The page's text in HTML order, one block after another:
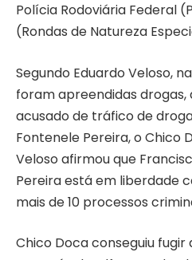
Polícia Rodoviária Federal
(Rondas de Natureza
Segundo Eduardo Veloso,
foram apreendidas drogas,
acusado de tráfico de
Fontenele Pereira, o Chico
Veloso afirmou que
Pereira está em liberdade
mais de 10 processos
Chico Doca conseguiu